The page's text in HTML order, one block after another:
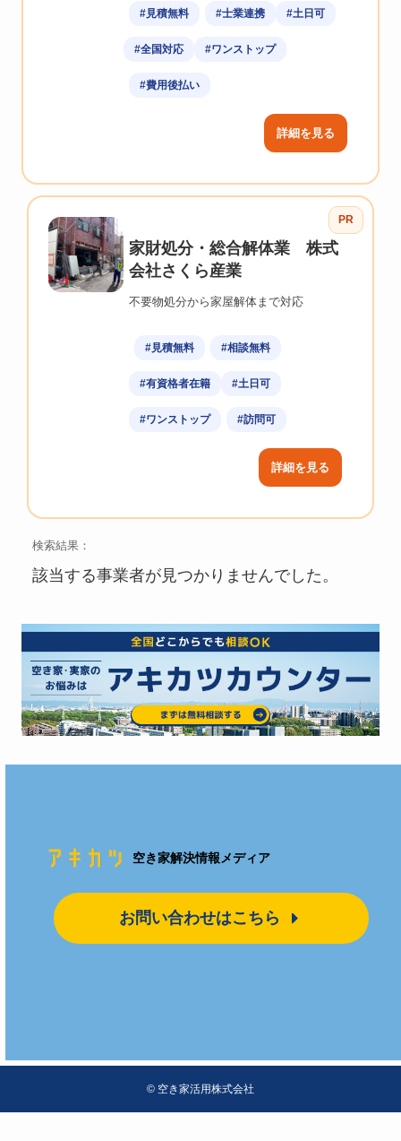
#見積無料 #士業連携 #土日可
#全国対応 #ワンストップ
#費用後払い
詳細を見る
PR
家財処分・総合解体業 株式
会社さくら産業
不要物処分から家屋解体まで対応
#見積無料 #相談無料
#有資格者在籍 #土日可
#ワンストップ #訪問可
詳細を見る
検索結果：
該当する事業者が見つかりませんでした。
空き家解決情報メディア
お問い合わせはこちら
© 空き家活用株式会社